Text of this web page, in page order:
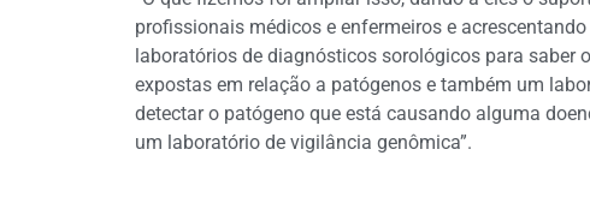
profissionais médicos e enfermeiros e
laboratórios de diagnósticos sorológicos para saber
expostas em relação a patógenos e também um
detectar o patógeno que está causando alguma
um laboratório de vigilância genômica”.